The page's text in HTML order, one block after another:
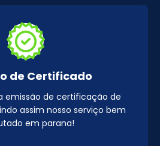
de Certificado
emissão de certificação de
assim nosso serviço bem
em parana!